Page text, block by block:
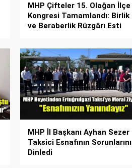
MHP Çifteler 15. Olağan İlçe
Kongresi Tamamlandı: Birlik
ve Beraberlik Rüzgârı Esti
MHP İl Başkanı Ayhan Sezer
Taksici Esnafının Sorunlarını
Dinledi